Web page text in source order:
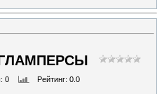
: 0 Рейтинг: 0.0